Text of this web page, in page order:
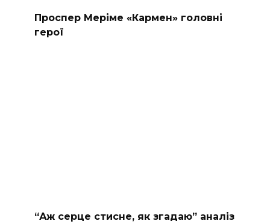
Проспер Меріме «Кармен» головні
герої
“Аж серце стисне, як згадаю” аналіз